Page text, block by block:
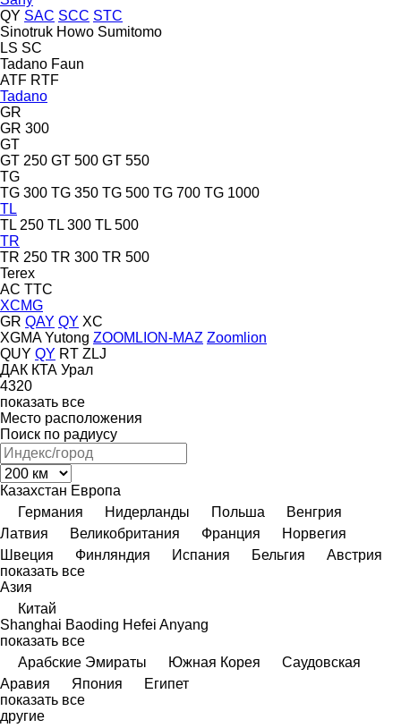
QY SAC SCC STC
Sinotruk Howo Sumitomo
LS SC
Tadano Faun
ATF RTF
Tadano
GR
GR 300
GT
GT 250 GT 500 GT 550
TG
TG 300 TG 350 TG 500 TG 700 TG 1000
TL
TL 250 TL 300 TL 500
TR
TR 250 TR 300 TR 500
Terex
AC TTC
XCMG
GR QAY QY XC
XGMA Yutong ZOOMLION-MAZ Zoomlion
QUY QY RT ZLJ
ДАК КТА Урал
4320
показать все
Место расположения
Поиск по радиусу
Казахстан Европа
Германия
Нидерланды Польша
Венгрия
Латвия
Великобритания Франция
Норвегия
Швеция
Финляндия Испания Бельгия
Австрия
показать все
Азия
Китай
Shanghai Baoding Hefei Anyang
показать все
Арабские Эмираты
Южная Корея
Саудовская
Аравия
Япония
Египет
показать все
другие